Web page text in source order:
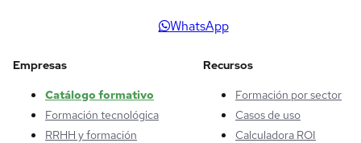
WhatsApp
Empresas
Catálogo formativo
Formación tecnológica
RRHH y formación
Recursos
Formación por sector
Casos de uso
Calculadora ROI